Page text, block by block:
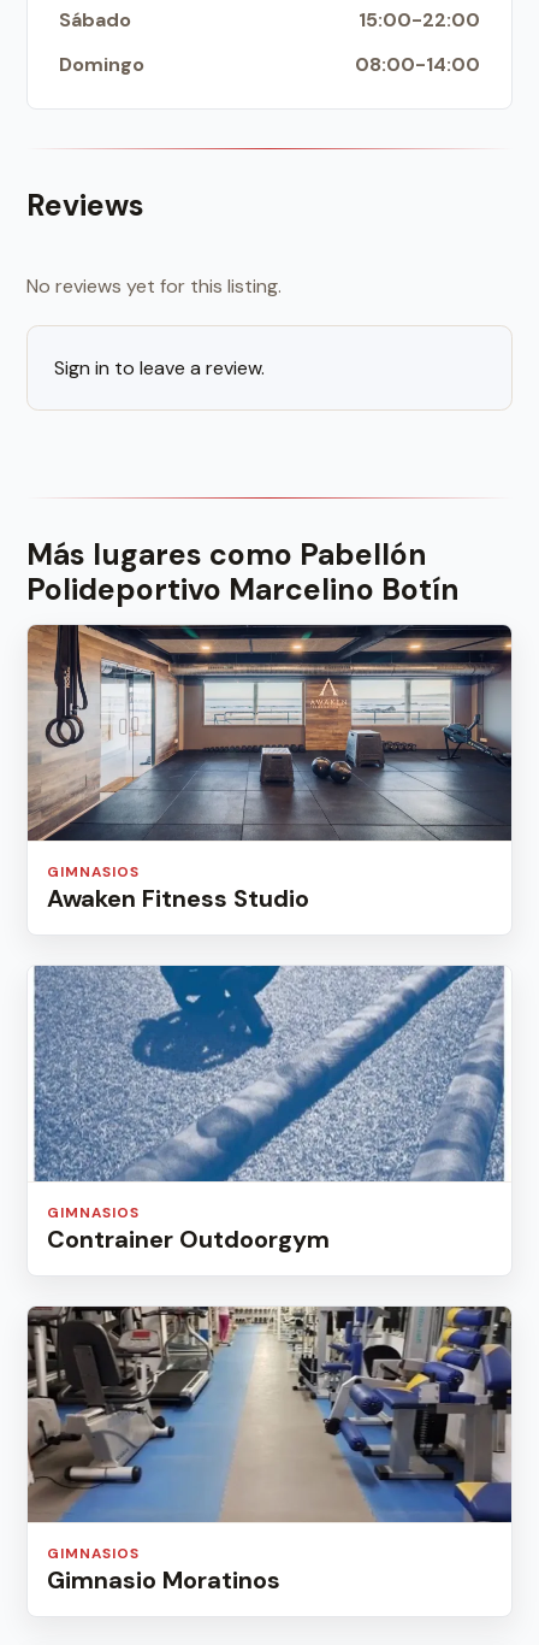
Sábado
15:00-22:00
Domingo
08:00-14:00
Reviews
No reviews yet for this listing.
Sign in to leave a review.
Más lugares como Pabellón
Polideportivo Marcelino Botín
GIMNASIOS
Awaken Fitness Studio
GIMNASIOS
Contrainer Outdoorgym
GIMNASIOS
Gimnasio Moratinos